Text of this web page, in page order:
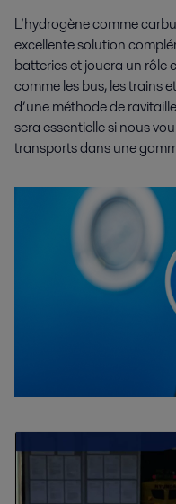
L’hydrogène comme
excellente solution
batteries et jouera un rôle
comme les bus, les trains
d’une méthode de
sera essentielle si nous
transports dans une